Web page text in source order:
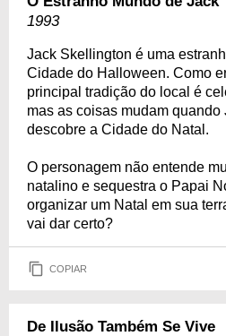
1993
Jack Skellington é uma
Cidade do Halloween. Como
principal tradição do local é
mas as coisas mudam quando
descobre a Cidade do Natal.
O personagem não entende
natalino e sequestra o Papai
organizar um Natal em sua
vai dar certo?
COPIAR
De Ilusão Também Se Vive